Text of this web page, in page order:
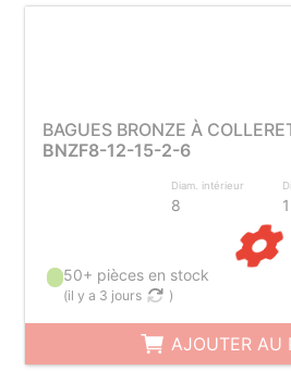
BAGUES BRONZE À
BNZF8-12-15-2-6
Diam. intérieur
8
50+ pièces en stock
(il y a 3 jours )
AJOUTER AU